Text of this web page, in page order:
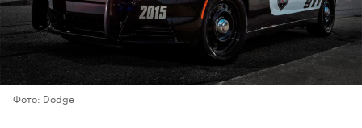
Фото: Dodge